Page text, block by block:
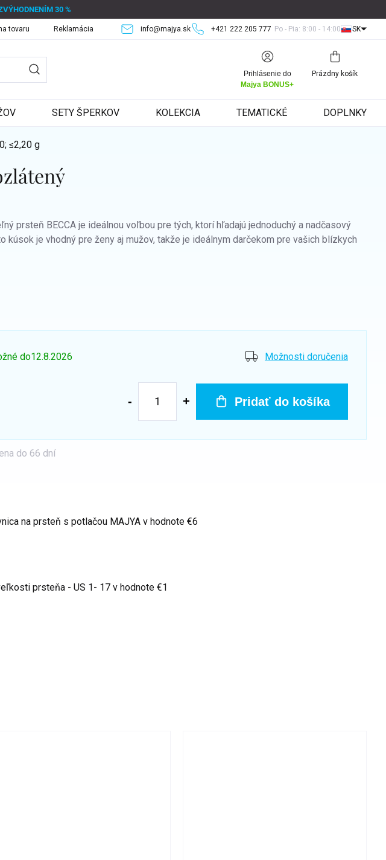
30 %
+421 222 205 777 Po - Pia: 8:00 - 14:00
info@majya.sk
tovaru Reklamácia SK
Prihlásenie do
Majya BONUS+
Nákupný
košík
Prázdny košík
SETY ŠPERKOV KOLEKCIA TEMATICKÉ DOPLNKY
≤2,20 g
na prsteň s potlačou MAJYA v hodnote €6
prsteňa - US 1- 17 v hodnote €1
prsteň BECCA je ideálnou voľbou pre tých, ktorí hľadajú jednoduchý a nadčasový
kúsok je vhodný pre ženy aj mužov, takže je ideálnym darčekom pre vašich blízkych
do12.8.2026 Možnosti doručenia
Pridať do košíka
do 66 dní